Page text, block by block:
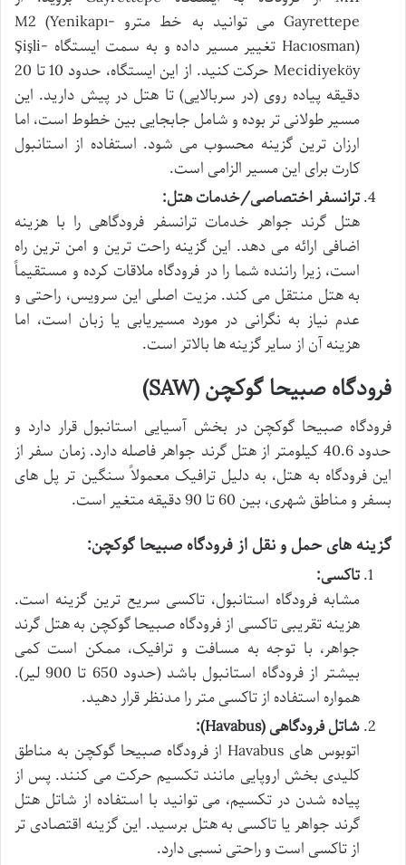
Gayrettepe می توانید به خط مترو M2 (Yenikapı-
Hacıosman) تغییر مسیر داده و به سمت ایستگاه Şişli-
Mecidiyeköy حرکت کنید. از این ایستگاه، حدود 10 تا 20
دقیقه پیاده روی (در سربالایی) تا هتل در پیش دارید. این
مسیر طولانی تر بوده و شامل جابجایی بین خطوط است، اما
ارزان ترین گزینه محسوب می شود. استفاده از استانبول
کارت برای این مسیر الزامی است.
ترانسفر اختصاصی/خدمات هتل:
هتل گرند جواهر خدمات ترانسفر فرودگاهی را با هزینه
اضافی ارائه می دهد. این گزینه راحت ترین و امن ترین راه
است، زیرا راننده شما را در فرودگاه ملاقات کرده و مستقیماً
به هتل منتقل می کند. مزیت اصلی این سرویس، راحتی و
عدم نیاز به نگرانی در مورد مسیریابی یا زبان است، اما
هزینه آن از سایر گزینه ها بالاتر است.
فرودگاه صبیحا گوکچن (SAW)
فرودگاه صبیحا گوکچن در بخش آسیایی استانبول قرار دارد و
حدود 40.6 کیلومتر از هتل گرند جواهر فاصله دارد. زمان سفر از
این فرودگاه به هتل، به دلیل ترافیک معمولاً سنگین تر پل های
بسفر و مناطق شهری، بین 60 تا 90 دقیقه متغیر است.
گزینه های حمل و نقل از فرودگاه صبیحا گوکچن:
تاکسی:
مشابه فرودگاه استانبول، تاکسی سریع ترین گزینه است.
هزینه تقریبی تاکسی از فرودگاه صبیحا گوکچن به هتل گرند
جواهر، با توجه به مسافت و ترافیک، ممکن است کمی
بیشتر از فرودگاه استانبول باشد (حدود 650 تا 900 لیر).
همواره استفاده از تاکسی متر را مدنظر قرار دهید.
شاتل فرودگاهی (Havabus):
اتوبوس های Havabus از فرودگاه صبیحا گوکچن به مناطق
کلیدی بخش اروپایی مانند تکسیم حرکت می کنند. پس از
پیاده شدن در تکسیم، می توانید با استفاده از شاتل هتل
گرند جواهر یا تاکسی به هتل برسید. این گزینه اقتصادی تر
از تاکسی است و راحتی نسبی دارد.